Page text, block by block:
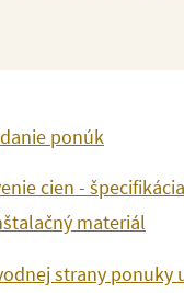
ponúk
cien -
materiál
strany ponuky